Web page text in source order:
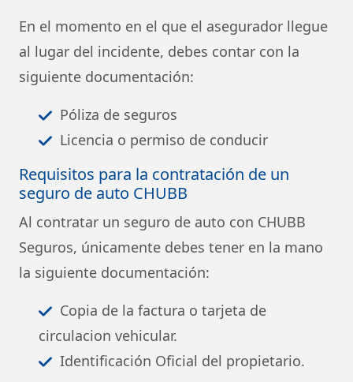
En el momento en el que el asegurador llegue
al lugar del incidente, debes contar con la
siguiente documentación:
Póliza de seguros
Licencia o permiso de conducir
Requisitos para la contratación de un
seguro de auto CHUBB
Al contratar un seguro de auto con CHUBB
Seguros, únicamente debes tener en la mano
la siguiente documentación:
Copia de la factura o tarjeta de
circulacion vehicular.
Identificación Oficial del propietario.